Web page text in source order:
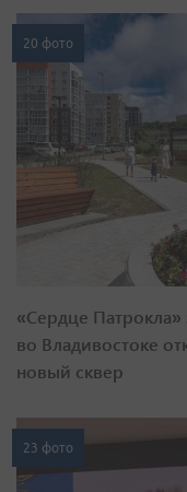
20 фото
«Сердце Патрокла»
во Владивостоке
новый сквер
23 фото